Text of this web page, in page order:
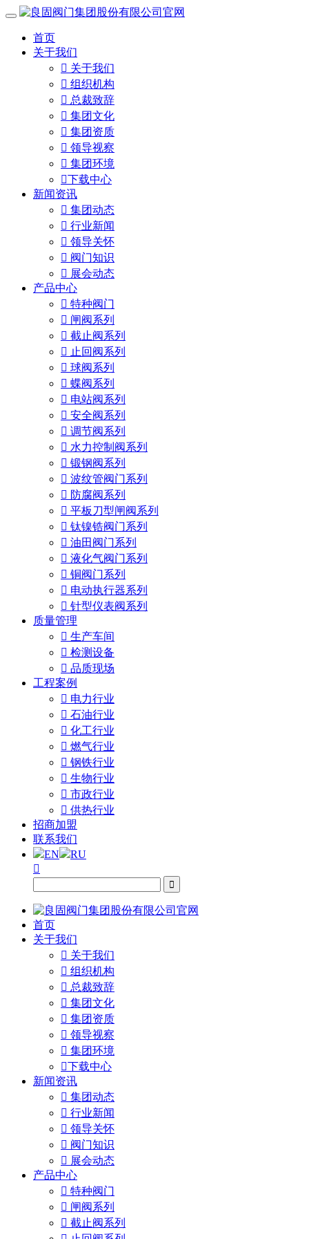
首页
关于我们
 关于我们
 组织机构
 总裁致辞
 集团文化
 集团资质
 领导视察
 集团环境
下载中心
新闻资讯
 集团动态
 行业新闻
 领导关怀
 阀门知识
 展会动态
产品中心
 特种阀门
 闸阀系列
 截止阀系列
 止回阀系列
 球阀系列
 蝶阀系列
 电站阀系列
 安全阀系列
 调节阀系列
 水力控制阀系列
 锻钢阀系列
 波纹管阀门系列
 防腐阀系列
 平板刀型闸阀系列
 钛镍锆阀门系列
 油田阀门系列
 液化气阀门系列
 铜阀门系列
 电动执行器系列
 针型仪表阀系列
质量管理
 生产车间
 检测设备
 品质现场
工程案例
 电力行业
 石油行业
 化工行业
 燃气行业
 钢铁行业
 生物行业
 市政行业
 供热行业
招商加盟
联系我们
EN
RU


首页
关于我们
 关于我们
 组织机构
 总裁致辞
 集团文化
 集团资质
 领导视察
 集团环境
下载中心
新闻资讯
 集团动态
 行业新闻
 领导关怀
 阀门知识
 展会动态
产品中心
 特种阀门
 闸阀系列
 截止阀系列